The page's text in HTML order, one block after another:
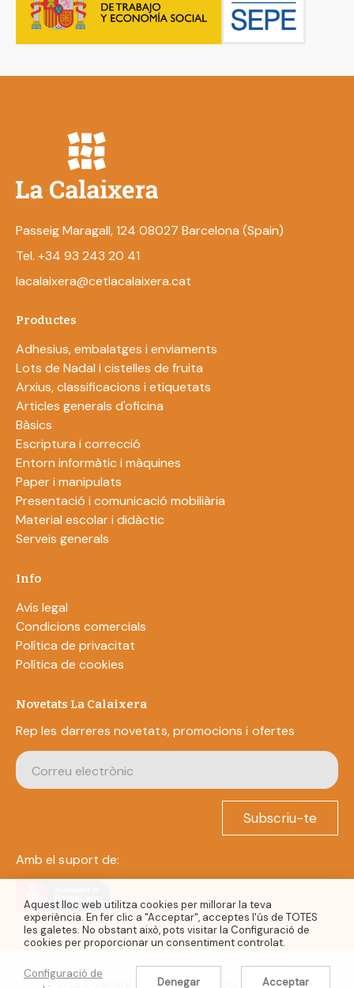
Passeig Maragall, 124 08027 Barcelona (Spain)
Tel. +34 93 243 20 41
lacalaixera@cetlacalaixera.cat
Productes
Adhesius, embalatges i enviaments
Lots de Nadal i cistelles de fruita
Arxius, classificacions i etiquetats
Articles generals d'oficina
Bàsics
Escriptura i correcció
Entorn informàtic i màquines
Paper i manipulats
Presentació i comunicació mobiliària
Material escolar i didàctic
Serveis generals
Info
Avís legal
Condicions comercials
Política de privacitat
Política de cookies
Novetats La Calaixera
Rep les darreres novetats, promocions i ofertes
Subscriu-te
Amb el suport de:
© La Calaixera 2022. Tots els drets reservats.
Aquest lloc web utilitza cookies per millorar la teva
experiència. En fer clic a "Acceptar", acceptes l'ús de TOTES
les galetes. No obstant això, pots visitar la Configuració de
cookies per proporcionar un consentiment controlat.
Configuració de
Denegar Acceptar